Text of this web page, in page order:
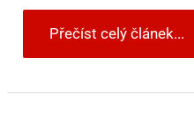
Přečíst celý článek...